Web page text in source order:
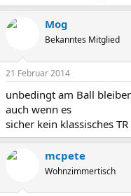
Mog
Bekanntes Mitglied
21 Februar 2014
unbedingt am Ball
auch wenn es
sicher kein klassisches TR
mcpete
Wohnzimmertisch